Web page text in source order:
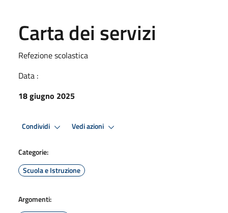
Carta dei servizi
Refezione scolastica
Data :
18 giugno 2025
Condividi Vedi azioni
Categorie:
Scuola e Istruzione
Argomenti: